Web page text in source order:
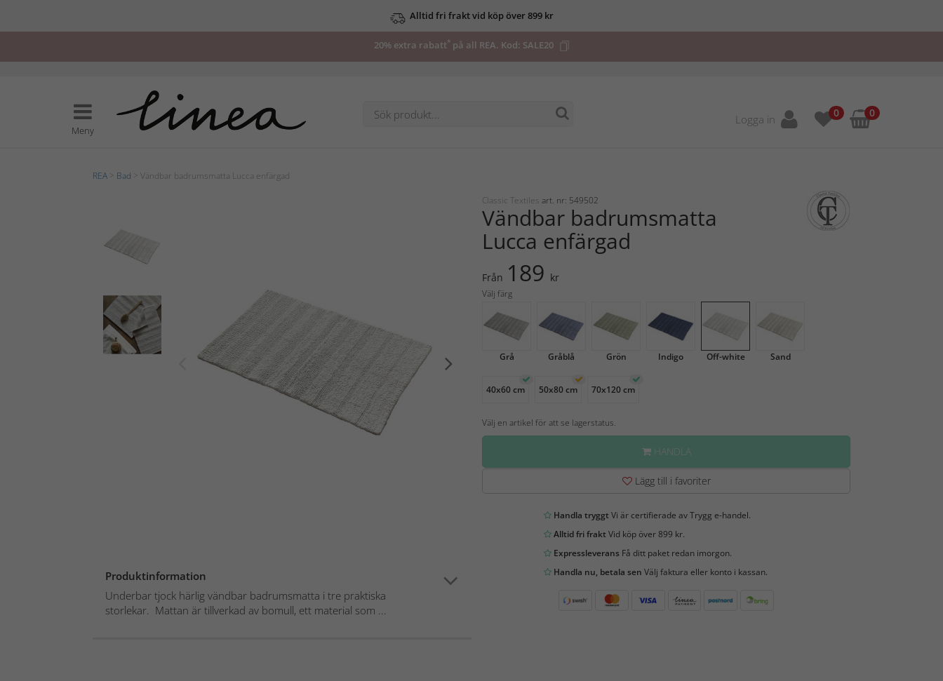
Alltid fri frakt vid köp över 899 kr
20% extra rabatt*på all REA. Kod: SALE20
Meny
Logga in 0 0
REA Bad > Vändbar badrumsmatta Lucca enfärgad
Produktinformation
Underbar tjock härlig vändbar badrumsmatta i tre praktiska
storlekar. Mattan är tillverkad av bomull, ett material som ...
Classic Textiles art. nr: 549502
Vändbar badrumsmatta
Lucca enfärgad
Från 189 kr
Välj färg
Grå Gråblå Grön Indigo Off-white Sand
40x60 cm 50x80 cm 70x120 cm
Välj en artikel för att se lagerstatus.
HANDLA
Lägg till i favoriter
Handla tryggtVi är certifierade av Trygg e-handel.
Alltid fri fraktVid köp över 899 kr.
ExpressleveransFå ditt paket redan imorgon.
Handla nu, betala sen Välj faktura eller konto i kassan.